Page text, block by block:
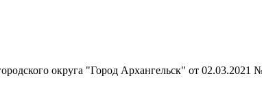
округа "Город Архангельск" от 02.03.2021